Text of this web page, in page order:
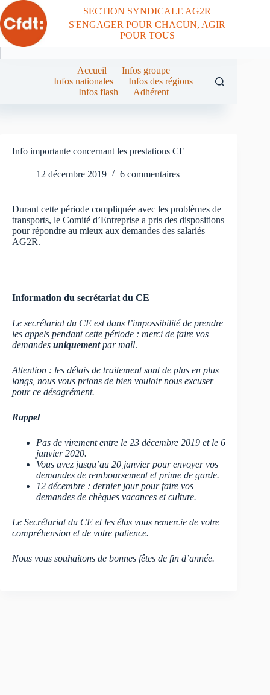
Passer
au
contenu
SECTION SYNDICALE AG2R
S'ENGAGER POUR CHACUN, AGIR
POUR TOUS
Accueil
Infos groupe
Infos nationales
Infos des régions
Infos flash
Adhérent
Info importante concernant les prestations CE
12 décembre 2019 6 commentaires
Durant cette période compliquée avec les problèmes de
transports, le Comité d’Entreprise a pris des dispositions
pour répondre au mieux aux demandes des salariés
AG2R.
Information du secrétariat du CE
Le secrétariat du CE est dans l’impossibilité de prendre
les appels pendant cette période : merci de faire vos
demandes uniquementpar mail.
Attention : les délais de traitement sont de plus en plus
longs, nous vous prions de bien vouloir nous excuser
pour ce désagrément.
Rappel
Pas de virement entre le 23 décembre 2019 et le 6
janvier 2020.
Vous avez jusqu’au 20 janvier pour envoyer vos
demandes de remboursement et prime de garde.
12 décembre : dernier jour pour faire vos
demandes de chèques vacances et culture.
Le Secrétariat du CE et les élus vous remercie de votre
compréhension et de votre patience.
Nous vous souhaitons de bonnes fêtes de fin d’année.